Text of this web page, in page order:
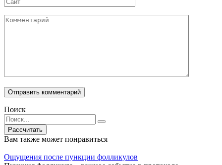
Комментарий
Поиск
Search
for:
Вам также может понравиться
Ощущения после пункции фолликулов